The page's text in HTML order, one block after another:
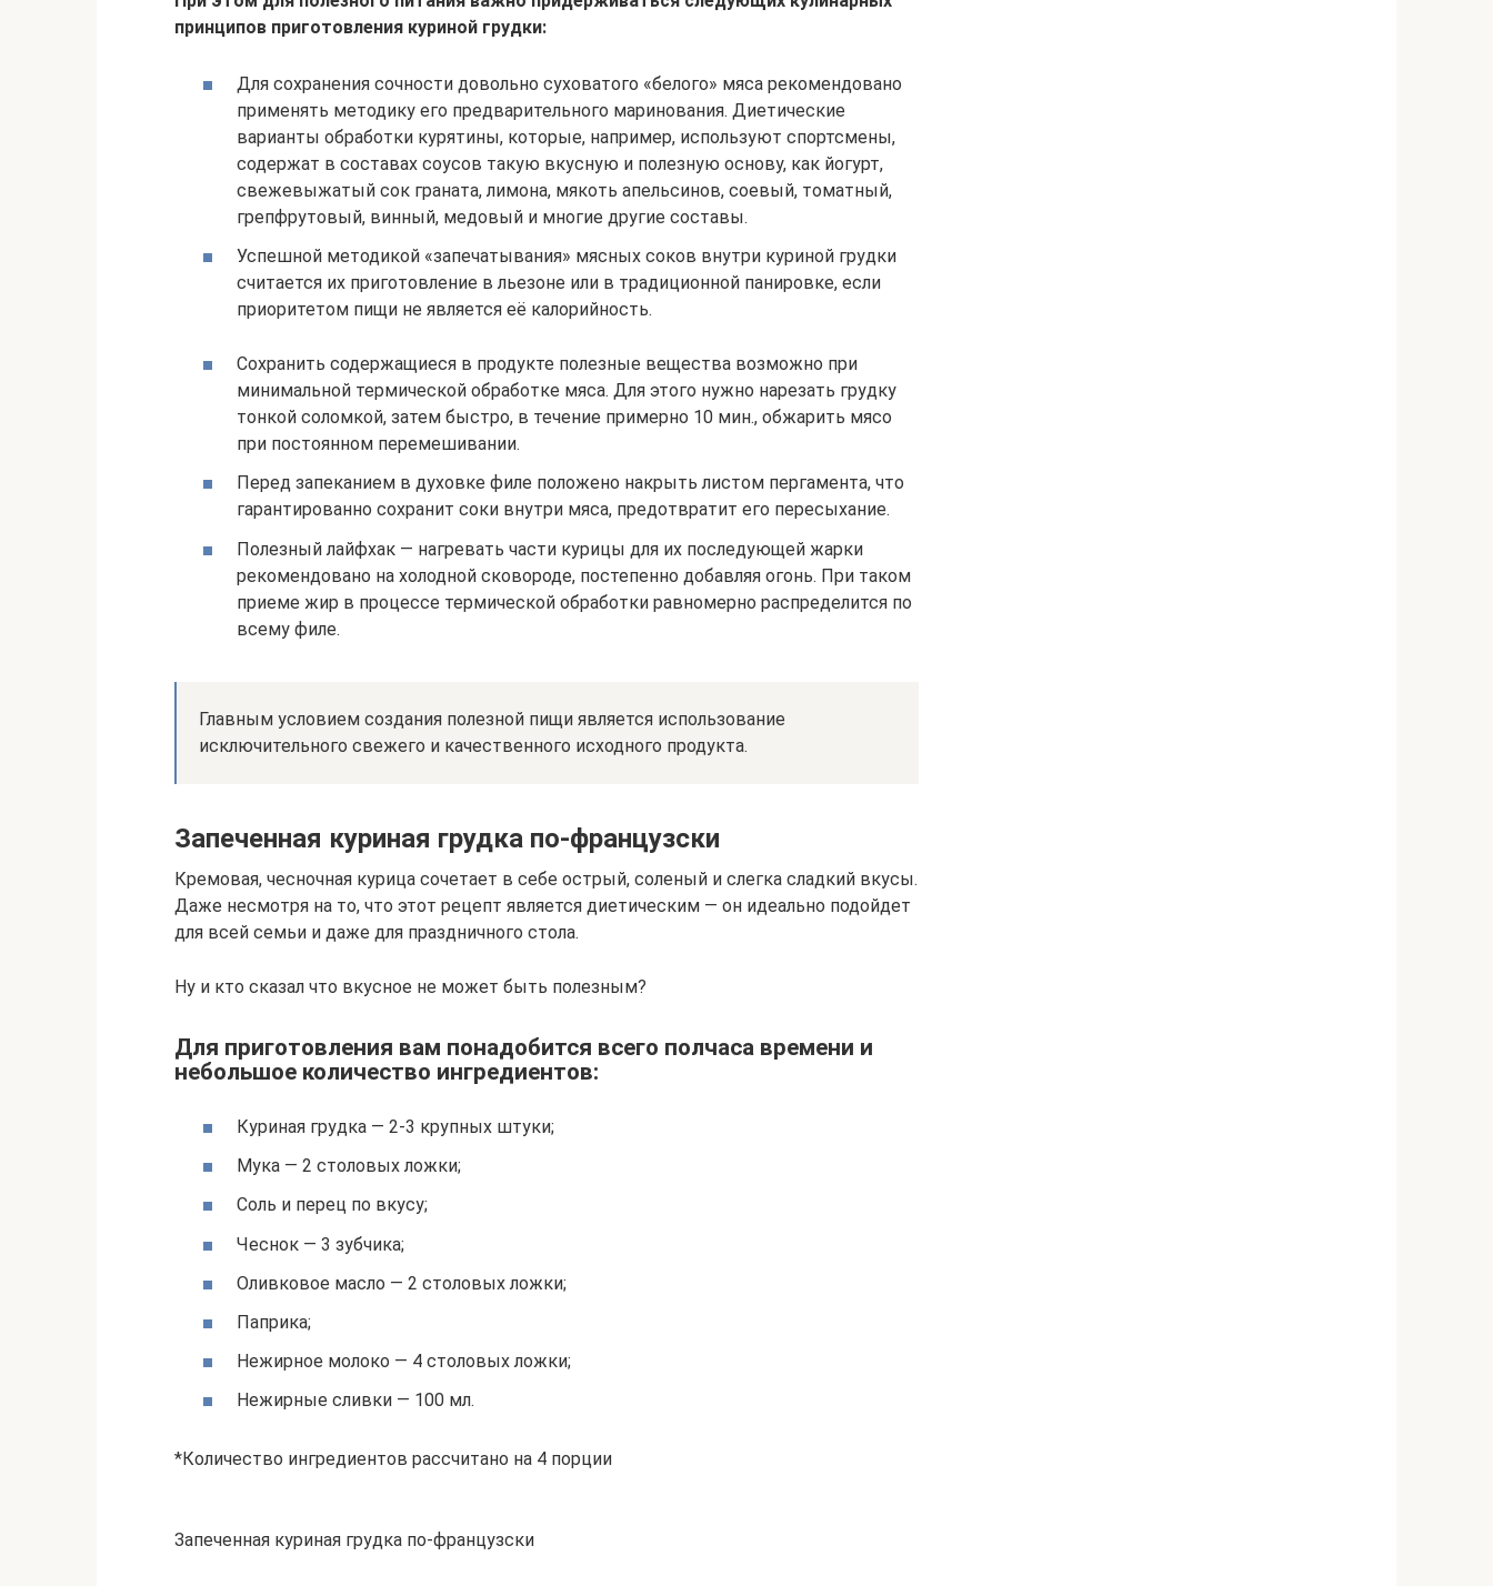
принципов приготовления куриной грудки:
Для сохранения сочности довольно суховатого «белого» мяса рекомендовано
применять методику его предварительного маринования. Диетические
варианты обработки курятины, которые, например, используют спортсмены,
содержат в составах соусов такую вкусную и полезную основу, как йогурт,
свежевыжатый сок граната, лимона, мякоть апельсинов, соевый, томатный,
грепфрутовый, винный, медовый и многие другие составы.
Успешной методикой «запечатывания» мясных соков внутри куриной грудки
считается их приготовление в льезоне или в традиционной панировке, если
приоритетом пищи не является её калорийность.
Сохранить содержащиеся в продукте полезные вещества возможно при
минимальной термической обработке мяса. Для этого нужно нарезать грудку
тонкой соломкой, затем быстро, в течение примерно 10 мин., обжарить мясо
при постоянном перемешивании.
Перед запеканием в духовке филе положено накрыть листом пергамента, что
гарантированно сохранит соки внутри мяса, предотвратит его пересыхание.
Полезный лайфхак — нагревать части курицы для их последующей жарки
рекомендовано на холодной сковороде, постепенно добавляя огонь. При таком
приеме жир в процессе термической обработки равномерно распределится по
всему филе.
Главным условием создания полезной пищи является использование
исключительного свежего и качественного исходного продукта.
Запеченная куриная грудка по-французски
Кремовая, чесночная курица сочетает в себе острый, соленый и слегка сладкий вкусы.
Даже несмотря на то, что этот рецепт является диетическим — он идеально подойдет
для всей семьи и даже для праздничного стола.
Ну и кто сказал что вкусное не может быть полезным?
Для приготовления вам понадобится всего полчаса времени и
небольшое количество ингредиентов:
Куриная грудка — 2-3 крупных штуки;
Мука — 2 столовых ложки;
Соль и перец по вкусу;
Чеснок — 3 зубчика;
Оливковое масло — 2 столовых ложки;
Паприка;
Нежирное молоко — 4 столовых ложки;
Нежирные сливки — 100 мл.
*Количество ингредиентов рассчитано на 4 порции
Запеченная куриная грудка по-французски